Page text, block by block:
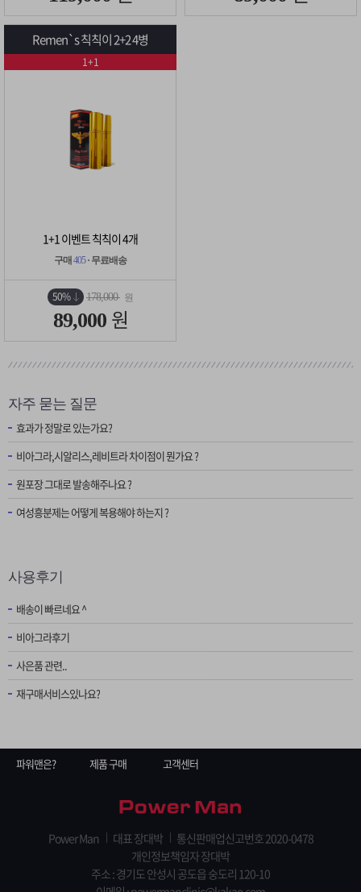
Remen`s 칙칙이 2+2 4병
1+1 이벤트 칙칙이 4개
구매 405· 무료배송
50% 178,000 원
89,000 원
1+1
자주 묻는 질문
효과가 정말로 있는가요?
비아그라,시알리스,레비트라 차이점이 뭔가요 ?
원포장 그대로 발송해주나요 ?
여성흥분제는 어떻게 복용해야 하는지 ?
사용후기
배송이 빠르네요 ^
비아그라후기
사은품 관련..
재구매서비스있나요?
파워맨은? 제품 구매 고객센터
Power Man 대표 장대박
통신판매업신고번호 2020-0478
개인정보책임자 장대박
주소 : 경기도 안성시 공도읍 숭도리 120-10